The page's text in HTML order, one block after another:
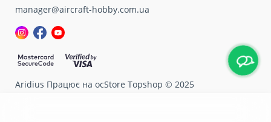
manager@aircraft-hobby.com.ua
Aridius Працює на ocStore Topshop © 2025